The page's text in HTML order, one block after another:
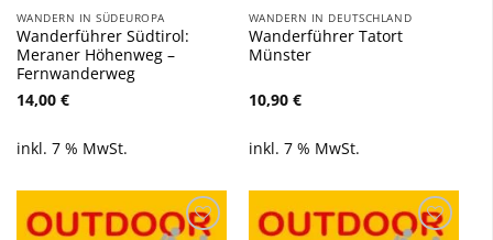
WANDERN IN SÜDEUROPA
Wanderführer Südtirol:
Meraner Höhenweg –
Fernwanderweg
14,00 €
inkl. 7 % MwSt.
WANDERN IN DEUTSCHLAND
Wanderführer Tatort
Münster
10,90 €
inkl. 7 % MwSt.